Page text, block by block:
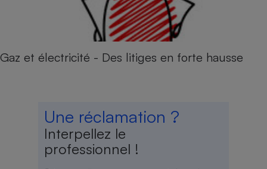
Gaz et électricité - Des litiges en forte hausse
Une réclamation ?
Interpellez le
professionnel !